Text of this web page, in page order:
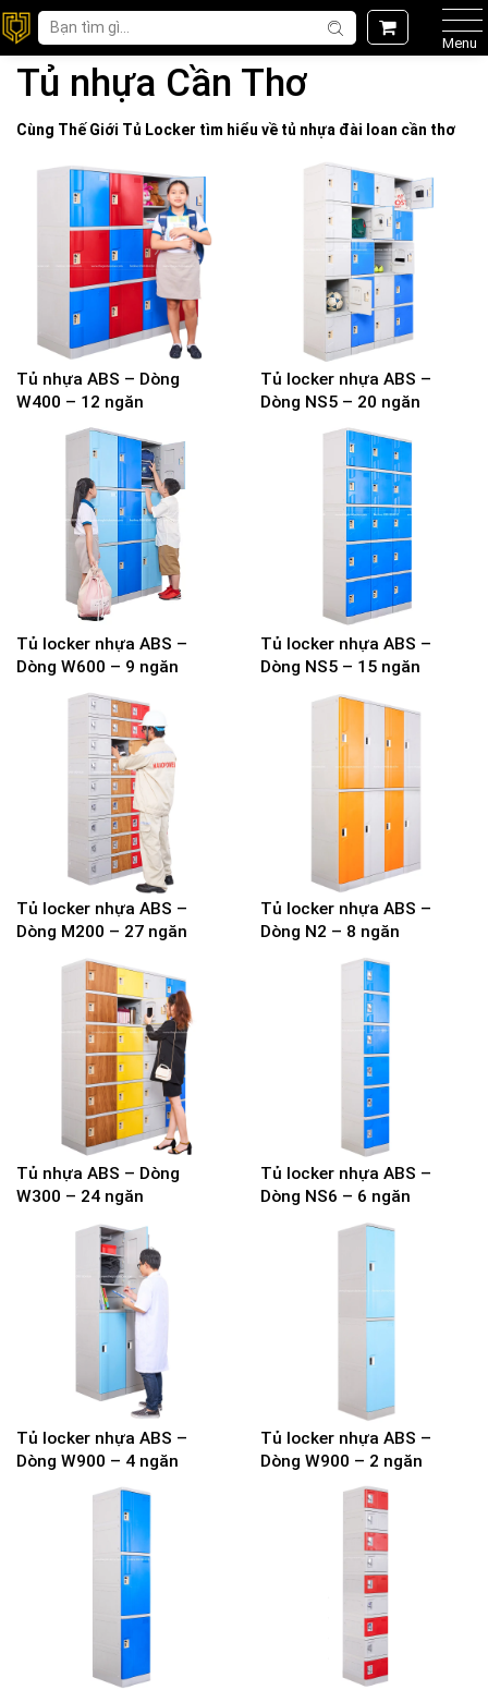
Menu
Tủ nhựa Cần Thơ
Cùng Thế Giới Tủ Locker tìm hiểu về tủ nhựa đài loan cần thơ
Tủ nhựa ABS – Dòng
W400 – 12 ngăn
Tủ locker nhựa ABS –
Dòng NS5 – 20 ngăn
Tủ locker nhựa ABS –
Dòng W600 – 9 ngăn
Tủ locker nhựa ABS –
Dòng NS5 – 15 ngăn
Tủ locker nhựa ABS –
Dòng M200 – 27 ngăn
Tủ locker nhựa ABS –
Dòng N2 – 8 ngăn
Tủ nhựa ABS – Dòng
W300 – 24 ngăn
Tủ locker nhựa ABS –
Dòng NS6 – 6 ngăn
Tủ locker nhựa ABS –
Dòng W900 – 4 ngăn
Tủ locker nhựa ABS –
Dòng W900 – 2 ngăn